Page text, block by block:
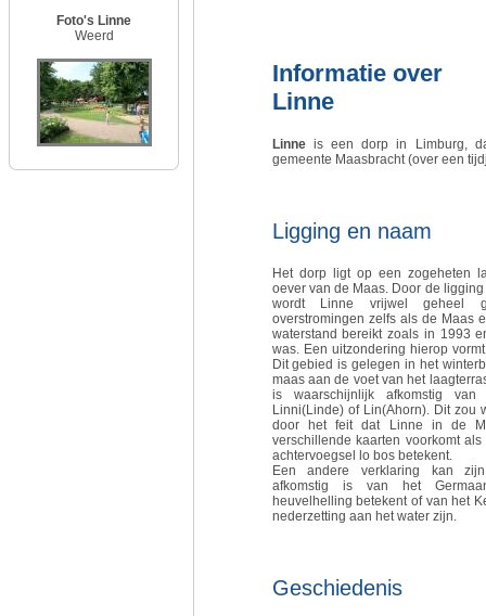
Foto's Linne
Weerd
Informatie over
Linne
Linneis een dorp in Limburg,
gemeente Maasbracht (over een
Ligging en naam
Het dorp ligt op een zogeheten
oever van de Maas. Door de
wordt Linne vrijwel geheel
overstromingen zelfs als de Maas
waterstand bereikt zoals in 1993
was. Een uitzondering hierop
Dit gebied is gelegen in het
maas aan de voet van het
is waarschijnlijk afkomstig van
Linni(Linde) of Lin(Ahorn). Dit zou
door het feit dat Linne in de
verschillende kaarten voorkomt
achtervoegsel lo bos betekent.
Een andere verklaring kan
afkomstig is van het
heuvelhelling betekent of van het
nederzetting aan het water zijn.
Geschiedenis